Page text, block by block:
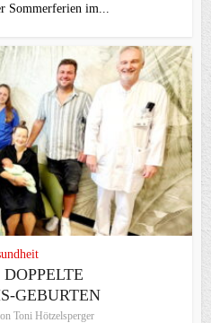
Sommerferien im...
GEBURTEN
Toni Hötzelsperger